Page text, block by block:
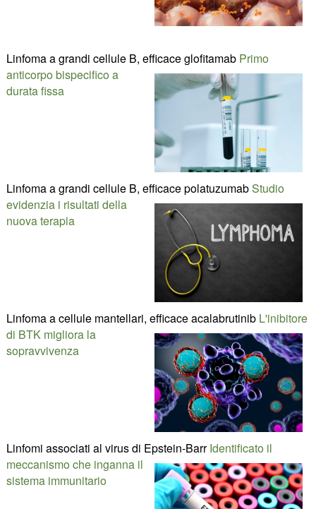
Linfoma a grandi cellule B, efficace glofitamab Primo
anticorpo bispecifico a
durata fissa
Linfoma a grandi cellule B, efficace polatuzumabStudio
evidenzia i risultati della
nuova terapia
Linfoma a cellule mantellari, efficace acalabrutinib L'inibitore
di BTK migliora la
sopravvivenza
Linfomi associati al virus di Epstein-BarrIdentificato il
meccanismo che inganna il
sistema immunitario